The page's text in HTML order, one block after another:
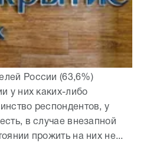
России (63,6%)
у них каких-либо
респондентов, у
в случае внезапной
прожить на них не...